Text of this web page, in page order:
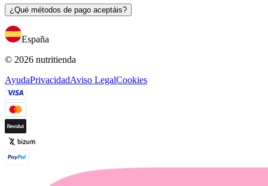
¿Qué métodos de pago aceptáis?
España
© 2026 nutritienda
AyudaPrivacidadAviso LegalCookies